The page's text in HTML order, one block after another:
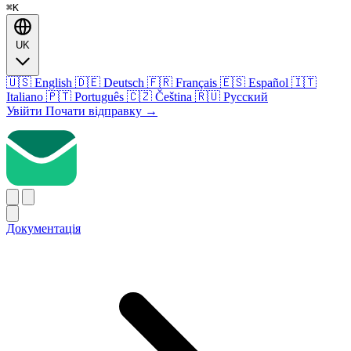
⌘K
UK
🇺🇸 English 🇩🇪 Deutsch 🇫🇷 Français 🇪🇸 Español 🇮🇹
Italiano 🇵🇹 Português 🇨🇿 Čeština 🇷🇺 Русский
Увійти Почати відправку →
Документація